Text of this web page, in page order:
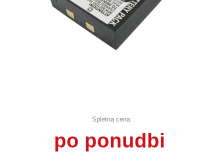
Spletna cena:
po ponudbi